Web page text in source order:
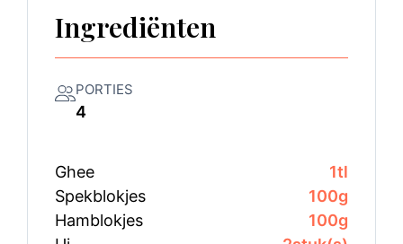
Ingrediënten
PORTIES
4
Ghee 1tl
Spekblokjes
100g
Hamblokjes
100g